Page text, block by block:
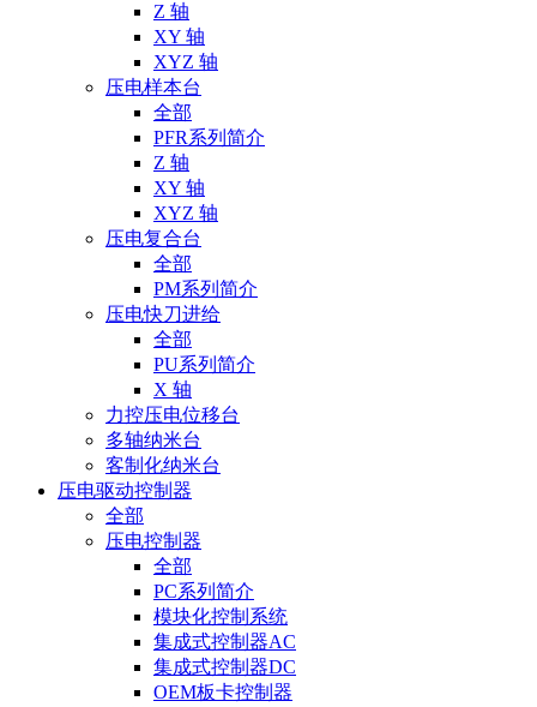
Z 轴
XY 轴
XYZ 轴
压电样本台
全部
PFR系列简介
Z 轴
XY 轴
XYZ 轴
压电复合台
全部
PM系列简介
压电快刀进给
全部
PU系列简介
X 轴
力控压电位移台
多轴纳米台
客制化纳米台
压电驱动控制器
全部
压电控制器
全部
PC系列简介
模块化控制系统
集成式控制器AC
集成式控制器DC
OEM板卡控制器